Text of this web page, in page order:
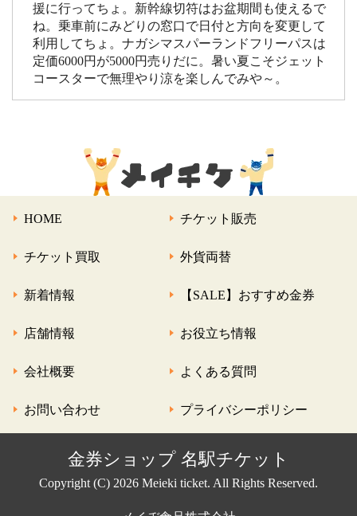
援に行ってちょ。新幹線切符はお盆期間も使えるで
ね。乗車前にみどりの窓口で日付と方向を変更して
利用してちょ。ナガシマスパーランドフリーパスは
定価6000円が5000円売りだに。暑い夏こそジェット
コースターで無理やり涼を楽しんでみや～。
HOME チケット販売
チケット買取 外貨両替
新着情報 【SALE】おすすめ金券
店舗情報 お役立ち情報
会社概要 よくある質問
お問い合わせ プライバシーポリシー
金券ショップ 名駅チケット
Copyright (C) 2026 Meieki ticket. All Rights Reserved.